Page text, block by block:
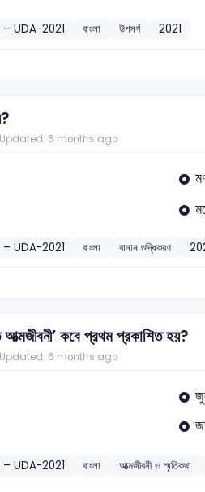
UDA-2021 বাংলা উপসর্গ 2021
Updated: 6 months ago
UDA-2021 বাংলা বানান শুদ্ধিকরণ
আত্মজীবনী’ কবে প্রথম প্রকাশিত হয়?
Updated: 6 months ago
UDA-2021 বাংলা আত্মজীবনী ও স্মৃতিকথা